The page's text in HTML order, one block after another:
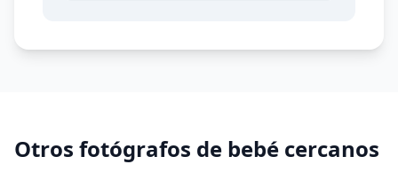
Otros fotógrafos de bebé cercanos